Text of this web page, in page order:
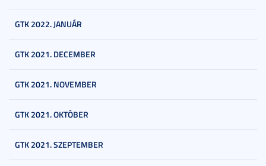
GTK 2022. JANUÁR
GTK 2021. DECEMBER
GTK 2021. NOVEMBER
GTK 2021. OKTÓBER
GTK 2021. SZEPTEMBER